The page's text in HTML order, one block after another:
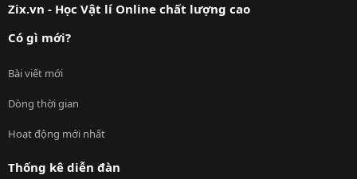
Zix.vn - Học Vật lí Online chất lượng cao
Có gì mới?
Bài viết mới
Dòng thời gian
Hoạt động mới nhất
Thống kê diễn đàn